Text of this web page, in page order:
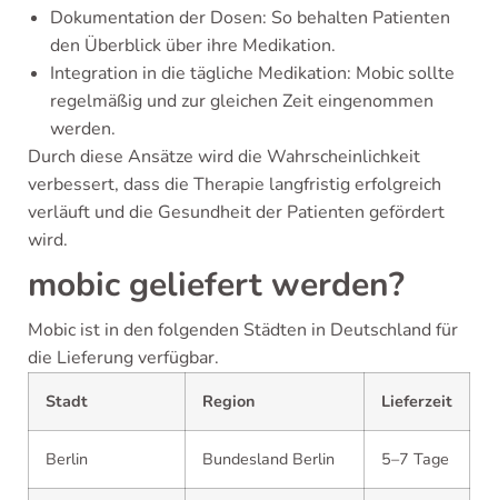
Dokumentation der Dosen: So behalten Patienten
den Überblick über ihre Medikation.
Integration in die tägliche Medikation: Mobic sollte
regelmäßig und zur gleichen Zeit eingenommen
werden.
Durch diese Ansätze wird die Wahrscheinlichkeit
verbessert, dass die Therapie langfristig erfolgreich
verläuft und die Gesundheit der Patienten gefördert
wird.
mobic geliefert werden?
Mobic ist in den folgenden Städten in Deutschland für
die Lieferung verfügbar.
Stadt Region Lieferzeit
Berlin Bundesland Berlin 5–7 Tage